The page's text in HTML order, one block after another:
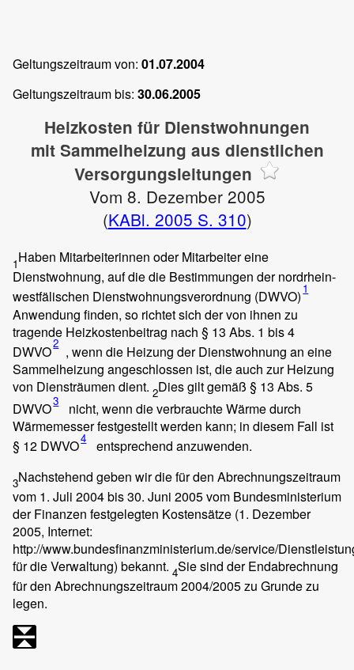
Geltungszeitraum von: 01.07.2004
Geltungszeitraum bis: 30.06.2005
Heizkosten für Dienstwohnungen
mit Sammelheizung aus dienstlichen
Versorgungsleitungen
Vom 8. Dezember 2005
(KABl. 2005 S. 310)
1Haben Mitarbeiterinnen oder Mitarbeiter eine
Dienstwohnung, auf die die Bestimmungen der nordrhein-
westfälischen Dienstwohnungsverordnung (DWVO) 1
Anwendung finden, so richtet sich der von ihnen zu
tragende Heizkostenbeitrag nach § 13 Abs. 1 bis 4
DWVO2 , wenn die Heizung der Dienstwohnung an eine
Sammelheizung angeschlossen ist, die auch zur Heizung
von Diensträumen dient. 2Dies gilt gemäß § 13 Abs. 5
DWVO3
nicht, wenn die verbrauchte Wärme durch
Wärmemesser festgestellt werden kann; in diesem Fall ist
§ 12 DWVO4 entsprechend anzuwenden.
3Nachstehend geben wir die für den Abrechnungszeitraum
vom 1. Juli 2004 bis 30. Juni 2005 vom Bundesministerium
der Finanzen festgelegten Kostensätze (1. Dezember
2005, Internet:
http://www.bundesfinanzministerium.de/service/
für die Verwaltung) bekannt. 4Sie sind der Endabrechnung
für den Abrechnungszeitraum 2004/2005 zu Grunde zu
legen.